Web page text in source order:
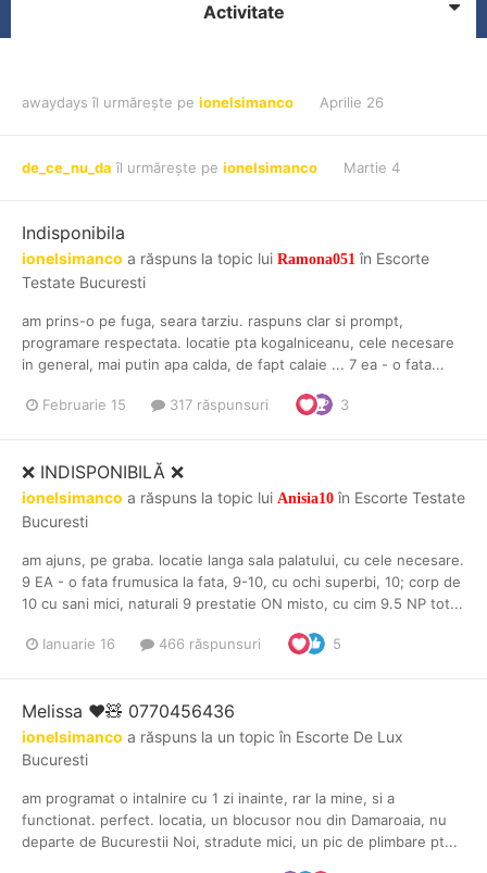
Activitate
awaydays îl urmărește pe ionelsimanco Aprilie 26
de_ce_nu_da îl urmărește pe ionelsimanco Martie 4
Indisponibila
ionelsimanco a răspuns la topic lui Ramona051 în Escorte
Testate Bucuresti
am prins-o pe fuga, seara tarziu. raspuns clar si prompt,
programare respectata. locatie pta kogalniceanu, cele necesare
in general, mai putin apa calda, de fapt calaie ... 7 ea - o fata...
Februarie 15 317 răspunsuri 3
❌️ INDISPONIBILĂ ❌️
ionelsimanco a răspuns la topic lui Anisia10 în Escorte Testate
Bucuresti
am ajuns, pe graba. locatie langa sala palatului, cu cele necesare.
9 EA - o fata frumusica la fata, 9-10, cu ochi superbi, 10; corp de
10 cu sani mici, naturali 9 prestatie ON misto, cu cim 9.5 NP tot...
Ianuarie 16 466 răspunsuri 5
Melissa ❤️🧸 0770456436
ionelsimanco a răspuns la un topic în Escorte De Lux
Bucuresti
am programat o intalnire cu 1 zi inainte, rar la mine, si a
functionat. perfect. locatia, un blocusor nou din Damaroaia, nu
departe de Bucurestii Noi, stradute mici, un pic de plimbare pt...